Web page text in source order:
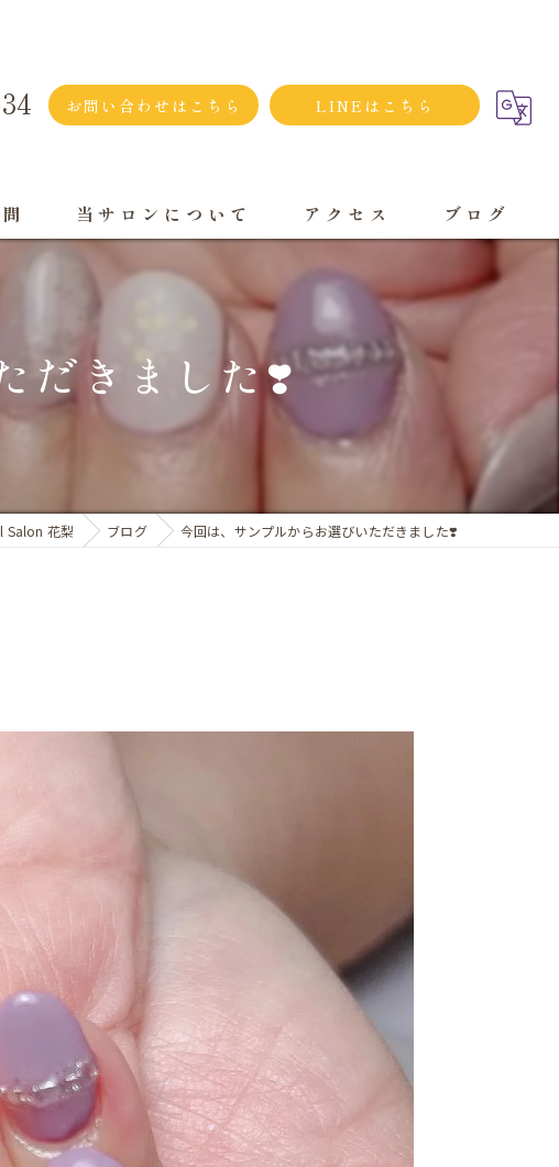
お問い合わせはこちら LINEはこちら
当サロンについて
シンプルネイル
プライベートサロン
アクセス ブログ
だきました❣️
Salon 花梨 ブログ 今回は、サンプルからお選びいただきました❣️